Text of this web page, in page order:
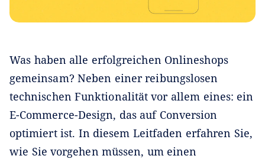
Was haben alle erfolgreichen Onlineshops
gemeinsam? Neben einer reibungslosen
technischen Funktionalität vor allem eines: ein
E-Commerce-Design, das auf Conversion
optimiert ist. In diesem Leitfaden erfahren Sie,
wie Sie vorgehen müssen, um einen